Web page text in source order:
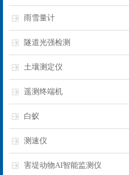
雨雪量计
隧道光强检测
土壤测定仪
遥测终端机
白蚁
测速仪
害堤动物AI智能监测仪